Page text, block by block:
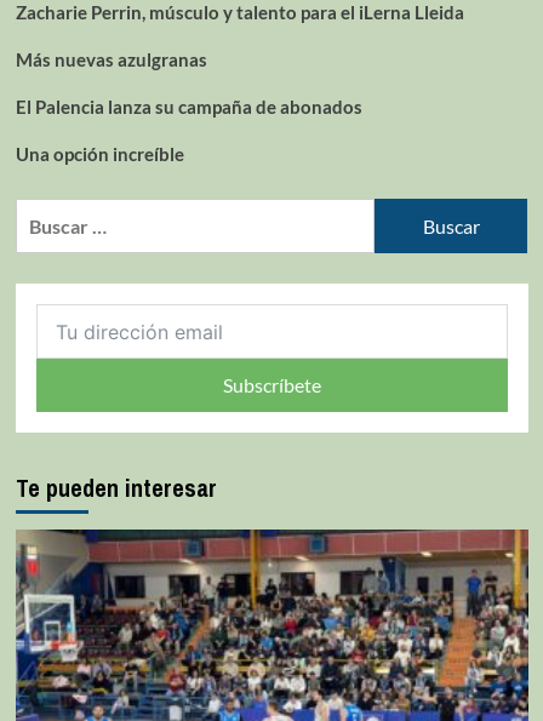
Zacharie Perrin, músculo y talento para el iLerna Lleida
Más nuevas azulgranas
El Palencia lanza su campaña de abonados
Una opción increíble
Subscríbete
Te pueden interesar